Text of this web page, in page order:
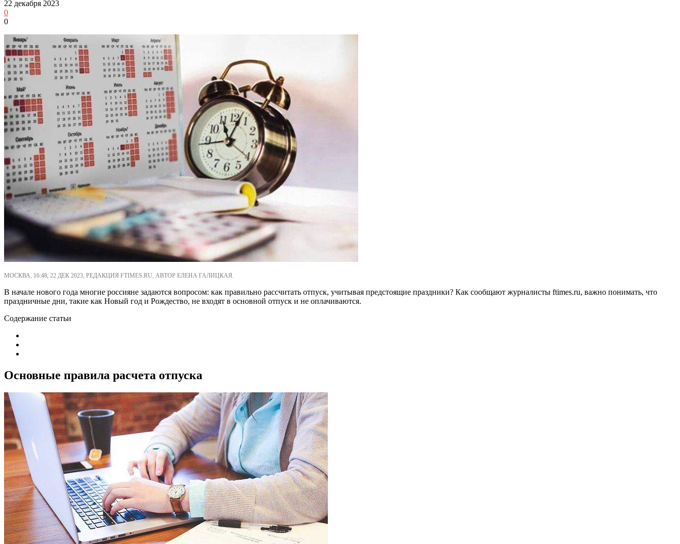
22 декабря 2023
0
0
МОСКВА, 16:48, 22 ДЕК 2023, РЕДАКЦИЯ FTIMES.RU, АВТОР ЕЛЕНА ГАЛИЦКАЯ.
В начале нового года многие россияне задаются вопросом: как правильно рассчитать отпуск, учитывая предстоящие праздники? Как сообщают журналисты ftimes.ru, важно понимать, что
праздничные дни, такие как Новый год и Рождество, не входят в основной отпуск и не оплачиваются.
Содержание статьи
Основные правила расчета отпуска